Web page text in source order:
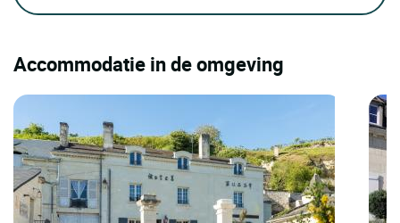
Accommodatie in de omgeving